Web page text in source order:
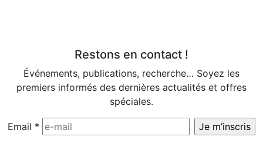
Restons en contact !
Événements, publications, recherche… Soyez les
premiers informés des dernières actualités et offres
spéciales.
Email *